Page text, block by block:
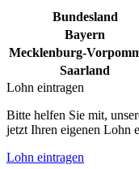
Bundesland
Bayern
Mecklenburg-
Saarland
Lohn eintragen
Bitte helfen Sie mit,
jetzt Ihren eigenen Lohn
Lohn eintragen